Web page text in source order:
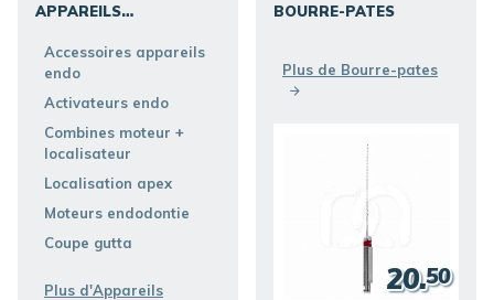
APPAREILS
DÉCOUVRIR
Accessoires appareils
endo
Activateurs endo
Combines moteur +
localisateur
Localisation apex
Moteurs endodontie
Coupe gutta
Plus d'Appareils
BOURRE-PATES
Plus de Bourre-pates
20.50